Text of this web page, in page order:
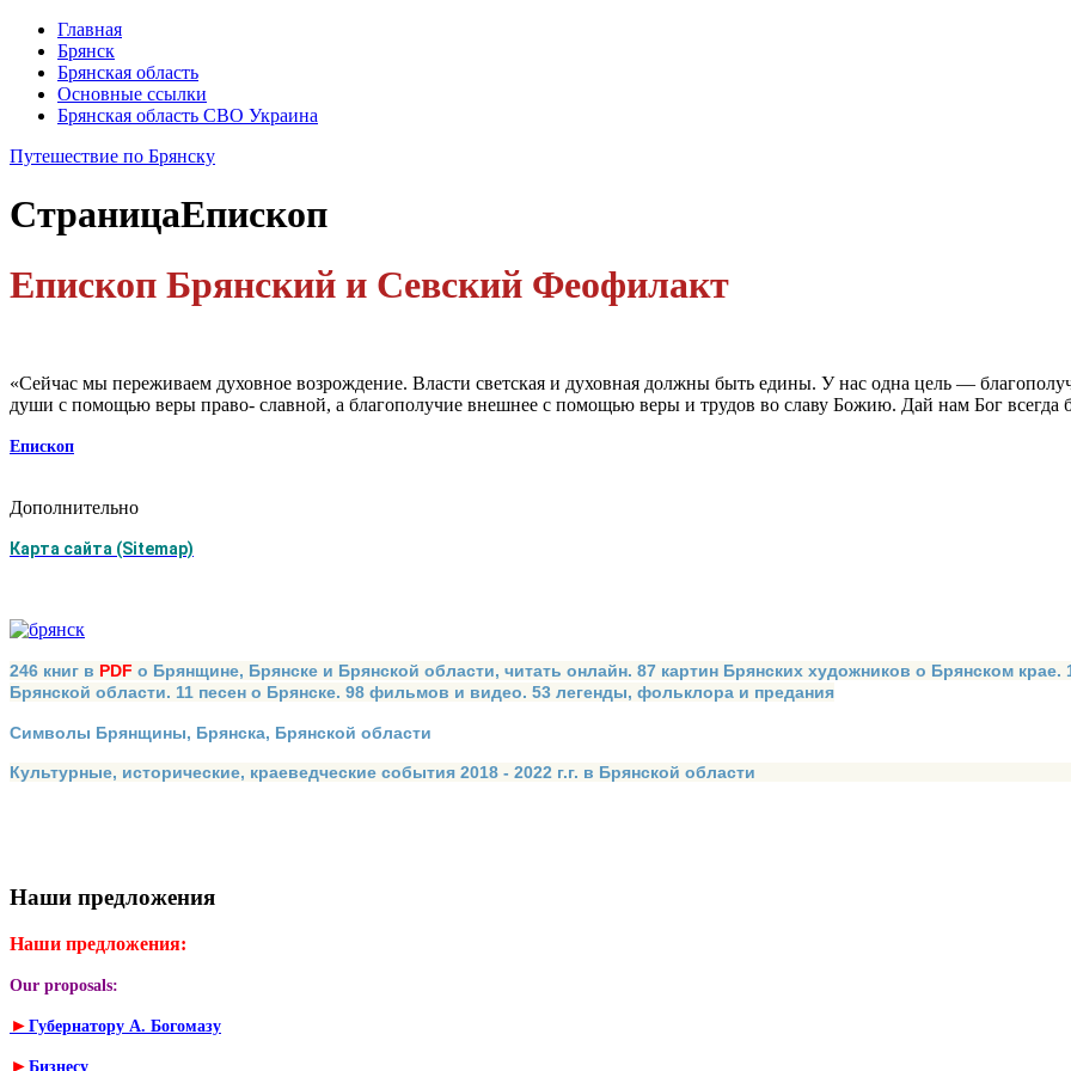
Главная
Брянск
Брянская область
Основные ссылки
Брянская область СВО Украина
Путешествие по Брянску
СтраницаЕпископ
Епископ Брянский и Севский Феофилакт
«Сейчас мы переживаем духовное возрождение. Власти светская и духовная должны быть едины. У нас одна цель —
души с помощью веры право- славной, а благополучие внешнее с помощью веры и трудов во славу Божию. Дай нам Бог
Епископ
Дополнительно
Карта сайта (Sitemap)
246 книг в PDF о Брянщине, Брянске и Брянской области, читать онлайн. 87 картин Брянских художников о Брянском
Брянской области. 11 песен о Брянске. 98 фильмов и видео. 53 легенды, фольклора и предания
Символы Брянщины, Брянска, Брянской области
Культурные, исторические, краеведческие события 2018 - 2022 г.г. в Брянской области
Наши предложения
Наши предложения:
Our proposals:
► Губернатору А. Богомазу
► Бизнесу